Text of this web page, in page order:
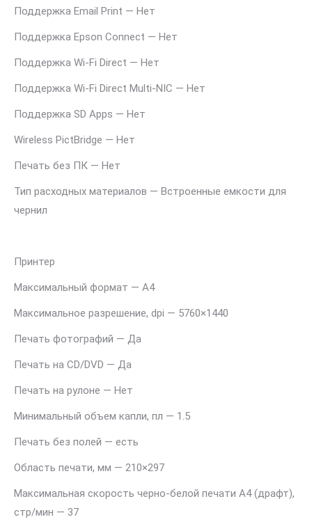
Поддержка Email Print — Нет
Поддержка Epson Connect — Нет
Поддержка Wi-Fi Direct — Нет
Поддержка Wi-Fi Direct Multi-NIC — Нет
Поддержка SD Apps — Нет
Wireless PictBridge — Нет
Печать без ПК — Нет
Тип расходных материалов — Встроенные емкости для
чернил
Принтер
Максимальный формат — A4
Максимальное разрешение, dpi — 5760×1440
Печать фотографий — Да
Печать на CD/DVD — Да
Печать на рулоне — Нет
Минимальный объем капли, пл — 1.5
Печать без полей — есть
Область печати, мм — 210×297
Максимальная скорость черно-белой печати A4 (драфт),
стр/мин — 37